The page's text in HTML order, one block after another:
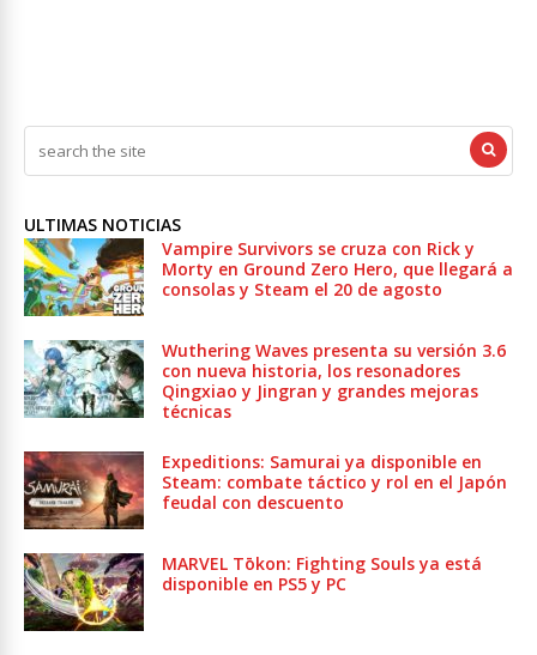
ULTIMAS NOTICIAS
Vampire Survivors se cruza con Rick y
Morty en Ground Zero Hero, que llegará a
consolas y Steam el 20 de agosto
Wuthering Waves presenta su versión 3.6
con nueva historia, los resonadores
Qingxiao y Jingran y grandes mejoras
técnicas
Expeditions: Samurai ya disponible en
Steam: combate táctico y rol en el Japón
feudal con descuento
MARVEL Tōkon: Fighting Souls ya está
disponible en PS5 y PC